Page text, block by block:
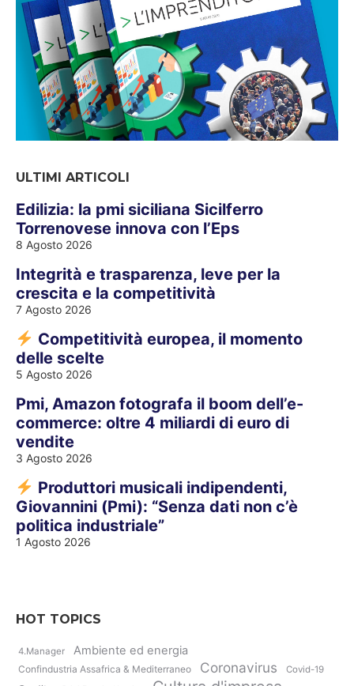
ULTIMI ARTICOLI
Edilizia: la pmi siciliana Sicilferro
Torrenovese innova con l’Eps
8 Agosto 2026
Integrità e trasparenza, leve per la
crescita e la competitività
7 Agosto 2026
Competitività europea, il momento
delle scelte
5 Agosto 2026
Pmi, Amazon fotografa il boom dell’e-
commerce: oltre 4 miliardi di euro di
vendite
3 Agosto 2026
Produttori musicali indipendenti,
Giovannini (Pmi): “Senza dati non c’è
politica industriale”
1 Agosto 2026
HOT TOPICS
4.Manager Ambiente ed energia
Confindustria Assafrica & Mediterraneo Coronavirus Covid-19